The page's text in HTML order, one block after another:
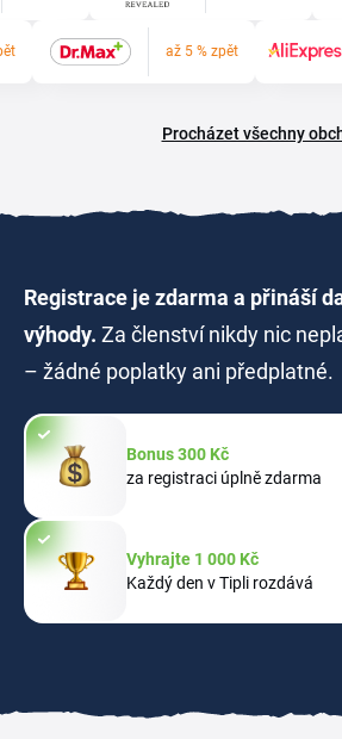
až 5 % zpět
Procházet všechny
Registrace je zdarma a přináší
výhody. Za členství nikdy nic
– žádné poplatky ani předplatné.
Bonus 300 Kč
za registraci úplně zdarma
Vyhrajte 1 000 Kč
Každý den v Tipli rozdává